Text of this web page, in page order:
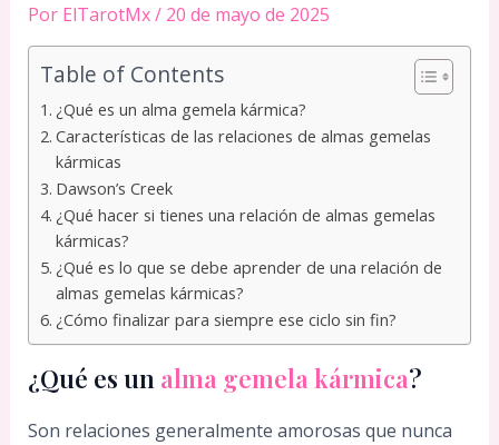
Por ElTarotMx/ 20 de mayo de 2025
Table of Contents
¿Qué es un alma gemela kármica?
Características de las relaciones de almas gemelas
kármicas
Dawson’s Creek
¿Qué hacer si tienes una relación de almas gemelas
kármicas?
¿Qué es lo que se debe aprender de una relación de
almas gemelas kármicas?
¿Cómo finalizar para siempre ese ciclo sin fin?
¿Qué es un alma gemela kármica?
Son relaciones generalmente amorosas que nunca